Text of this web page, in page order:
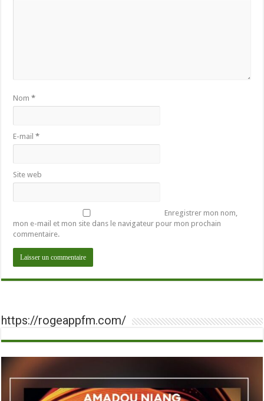
Nom*
E-mail*
Site web
Enregistrer mon nom,
mon e-mail et mon site dans le navigateur pour mon prochain
commentaire.
https://rogeappfm.com/